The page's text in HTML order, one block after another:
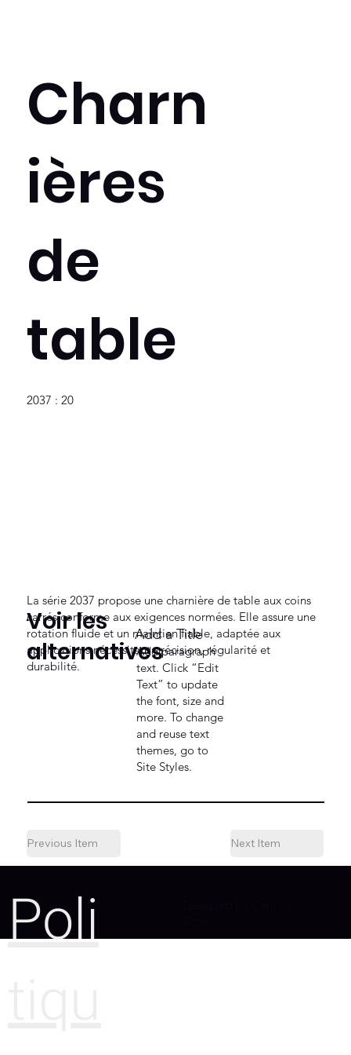
Charn
ières
de
table
2037 : 20
La série 2037 propose une charnière de table aux coins
carrés conforme aux exigences normées. Elle assure une
rotation fluide et un maintien fiable, adaptée aux
applications nécessitant précision, régularité et
durabilité.
Voir les
alternativesAdd paragraph
text. Click “Edit
Text” to update
the font, size and
more. To change
and reuse text
themes, go to
Site Styles.
Add a Title
Previous Item Next Item
Poli